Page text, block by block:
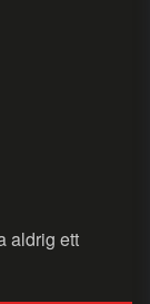
aldrig ett